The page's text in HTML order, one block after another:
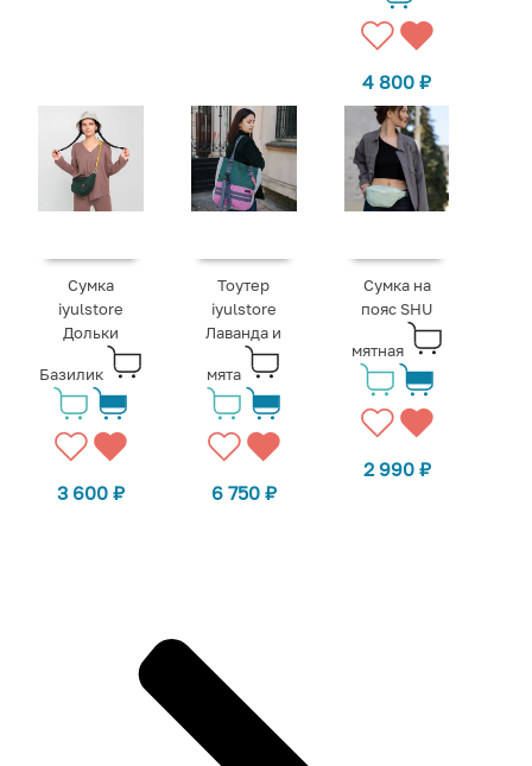
4 800₽
Сумка
iyulstore
Дольки
Базилик
3 600₽
Тоутер
iyulstore
Лаванда и
мята
6 750 ₽
Сумка на
пояс SHU
мятная
2 990 ₽